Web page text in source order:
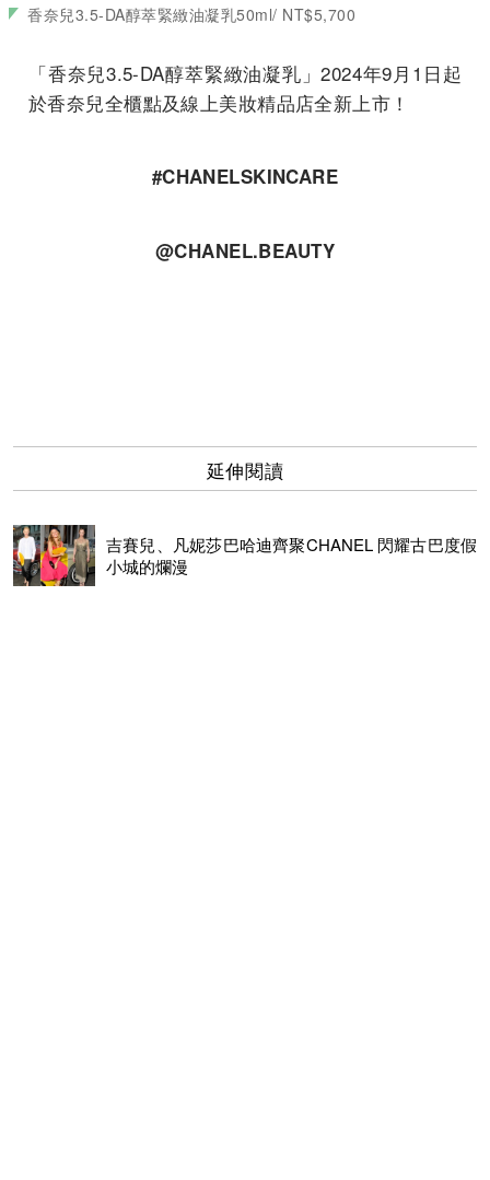
香奈兒3.5-DA醇萃緊緻油凝乳50ml/ NT$5,700
「香奈兒3.5-DA醇萃緊緻油凝乳」2024年9月1日起
於香奈兒全櫃點及線上美妝精品店全新上市！
#CHANELSKINCARE
@CHANEL.BEAUTY
延伸閱讀
吉賽兒、凡妮莎巴哈迪齊聚CHANEL 閃耀古巴度假
小城的爛漫